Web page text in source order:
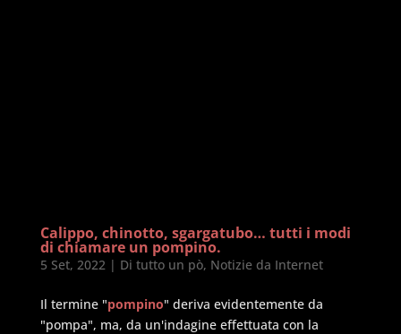
Calippo, chinotto, sgargatubo… tutti i modi
di chiamare un pompino.
5 Set, 2022 | Di tutto un pò, Notizie da Internet
Il termine "pompino" deriva evidentemente da
"pompa", ma, da un'indagine effettuata con la